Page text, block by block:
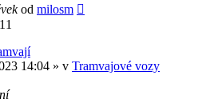
od milosm
14:04 » v Tramvajové vozy